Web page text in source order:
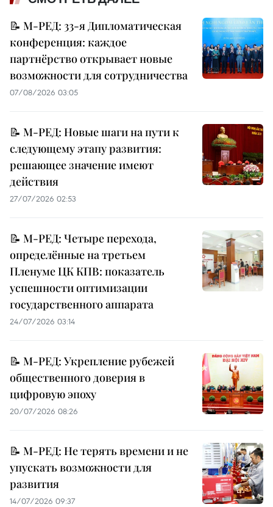
📝 М-РЕД: 33-я Дипломатическая
конференция: каждое
партнёрство открывает новые
возможности для сотрудничества
07/08/2026 03:05
📝 М-РЕД: Новые шаги на пути к
следующему этапу развития:
решающее значение имеют
действия
27/07/2026 02:53
📝 М-РЕД: Четыре перехода,
определённые на третьем
Пленуме ЦК КПВ: показатель
успешности оптимизации
государственного аппарата
24/07/2026 03:14
📝 М-РЕД: Укрепление рубежей
общественного доверия в
цифровую эпоху
20/07/2026 08:26
📝 М-РЕД: Не терять времени и не
упускать возможности для
развития
14/07/2026 09:37